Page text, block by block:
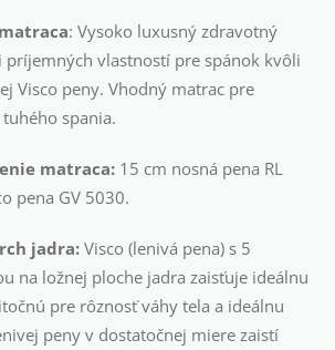
: Vysoko luxusný zdravotný
príjemných vlastností pre spánok kvôli
Visco peny. Vhodný matrac pre
spania.
matraca: 15 cm nosná pena RL
pena GV 5030.
jadra: Visco (lenivá pena) s 5
na ložnej ploche jadra zaisťuje ideálnu
pre rôznosť váhy tela a ideálnu
peny v dostatočnej miere zaistí